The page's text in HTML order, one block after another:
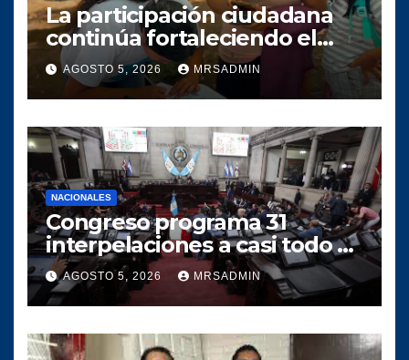
La participación ciudadana
continúa fortaleciendo el
crecimiento del proyecto
político SERVIR en el
municipio de Villa Canales
AGOSTO 5, 2026 MRSADMIN
NACIONALES
Congreso programa 31
interpelaciones a casi todo el
gabinete de Bernardo
Arévalo entre agosto y
octubre
AGOSTO 5, 2026 MRSADMIN